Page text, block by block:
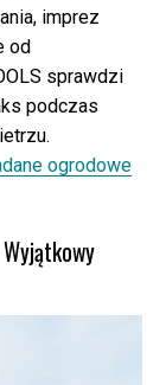
imprez
od
sprawdzi
podczas
ogrodowe